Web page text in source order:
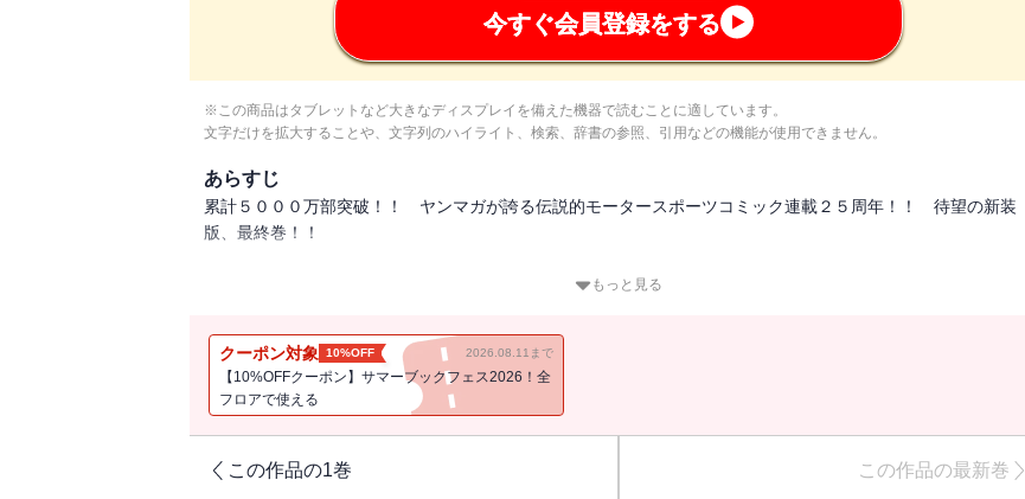
今すぐ会員登録をする
※この商品はタブレットなど大きなディスプレイを備えた機器で読むことに適しています。
文字だけを拡大することや、文字列のハイライト、検索、辞書の参照、引用などの機能が使用できません。
あらすじ
累計５０００万部突破！！ ヤンマガが誇る伝説的モータースポーツコミック連載２５周年！！ 待望の新装
版、最終巻！！
神奈川エリア最終戦は、ダウンヒル決戦！ バトルは選ばれた人間だけがたどりつける領域、想像を絶する世界
死闘の果て、関東エリアの頂点に立つのはどっちだ！？ 全世界を熱狂させた公道最速伝説、堂々完結！！
もっと見る
クーポン対象 10%OFF 2026.08.11まで
【10%OFFクーポン】サマーブックフェス2026！全
フロアで使える
この作品の1巻 この作品の最新巻